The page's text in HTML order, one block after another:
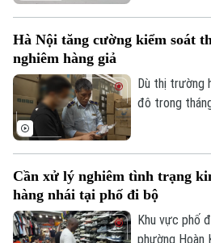
Chuyên mục
Thời sự
Hà Nội
Chính trị
Hà Nội
Nhịp sống Hà Nội
Thế giới
Hà Nội tăng cường kiểm soát
nghiêm hàng giả
Dù thị trường
đô trong
Quản lý thị
siết chặt kiểm
trường
Cần xử lý nghiêm tình trạng
hàng nhái tại phố đi bộ
Khu vực phố
phường Hoàn